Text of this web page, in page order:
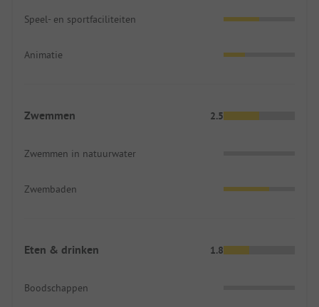
Speel- en sportfaciliteiten
Animatie
Zwemmen 2.5
Zwemmen in natuurwater
Zwembaden
Eten & drinken 1.8
Boodschappen